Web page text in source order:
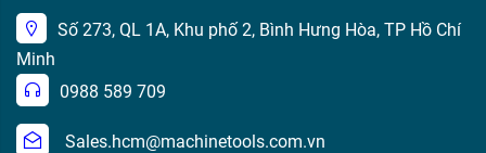
Số 273, QL 1A, Khu phố 2, Bình Hưng Hòa, TP Hồ Chí
Minh
0988 589 709
Sales.hcm@machinetools.com.vn